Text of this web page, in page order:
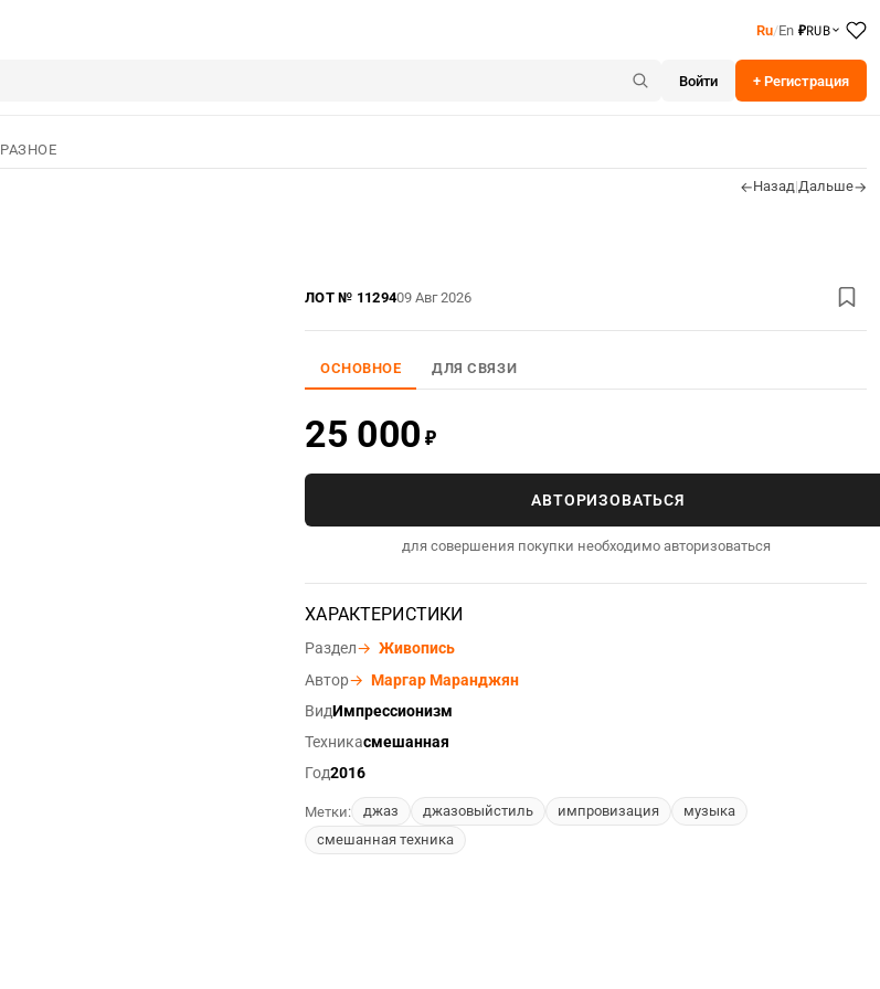
Ru/En ₽RUB
Войти + Регистрация
РАЗНОЕ
←Назад|Дальше→
ЛОТ № 1129409 Авг 2026
ОСНОВНОЕ ДЛЯ СВЯЗИ
25 000 ₽
АВТОРИЗОВАТЬСЯ
для совершения покупки необходимо авторизоваться
ХАРАКТЕРИСТИКИ
Раздел→ Живопись
Автор→ Маргар Маранджян
ВидИмпрессионизм
Техникасмешанная
Год2016
Метки: джаз джазовыйстиль импровизация
музыка
смешанная техника